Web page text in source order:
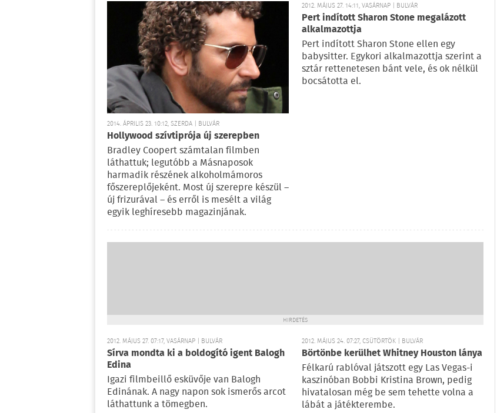
2014. ÁPRILIS 23. 10:12, SZERDA | BULVÁR
Hollywood szívtiprója új szerepben
Bradley Coopert számtalan filmben
láthattuk; legutóbb a Másnaposok
harmadik részének alkoholmámoros
főszereplőjeként. Most új szerepre készül –
új frizurával – és erről is mesélt a világ
egyik leghíresebb magazinjának.
2012. MÁJUS 27. 14:11, VASÁRNAP | BULVÁR
Pert indított Sharon Stone megalázott
alkalmazottja
Pert indított Sharon Stone ellen egy
babysitter. Egykori alkalmazottja szerint a
sztár rettenetesen bánt vele, és ok nélkül
bocsátotta el.
HIRDETÉS
2012. MÁJUS 27. 07:17, VASÁRNAP | BULVÁR
Sírva mondta ki a boldogító igent Balogh
Edina
Igazi filmbeillő esküvője van Balogh
Edinának. A nagy napon sok ismerős arcot
láthattunk a tömegben.
2012. MÁJUS 24. 07:27, CSÜTÖRTÖK | BULVÁR
Börtönbe kerülhet Whitney Houston lánya
Félkarú rablóval játszott egy Las Vegas-i
kaszinóban Bobbi Kristina Brown, pedig
hivatalosan még be sem tehette volna a
lábát a játékterembe.